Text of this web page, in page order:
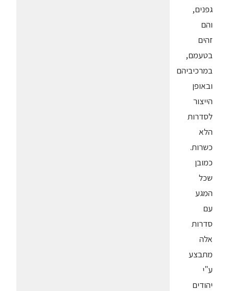
גפנים,
והם
זהים
בטעמם,
במרכיביהם
ובאופן
הייצור
לסדרות
הלא
כשרות.
כמובן
שכל
המגע
עם
סדרות
אלה
מתבצע
ע"י
יהודים